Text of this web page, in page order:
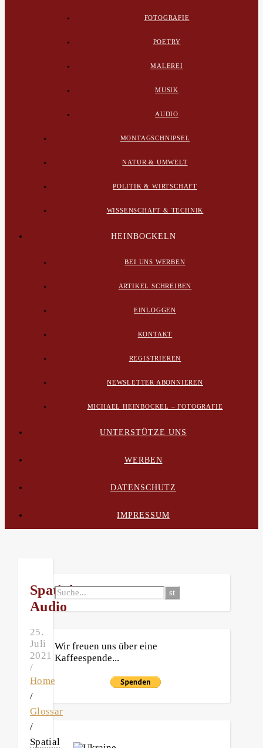
FOTOGRAFIE
POETRY
MALEREI
MUSIK
AUDIO
MONTAGSCHNIPSEL
NATUR & UMWELT
POLITIK & WIRTSCHAFT
WISSENSCHAFT & TECHNIK
HEINBOCKELN
BEI UNS WERBEN
ARTIKEL SCHREIBEN
EINLOGGEN
KONTAKT
REGISTRIEREN
NEWSLETTER ABONNIEREN
MICHAEL HEINBOCKEL – FOTOGRAFIE
UNTERSTÜTZE UNS
WERBEN
DATENSCHUTZ
IMPRESSUM
Spatial
Audio
25.
Juli
2021
/
Home
/
Glossar
/
Spatial
Wir freuen uns über eine
Kaffeespende...